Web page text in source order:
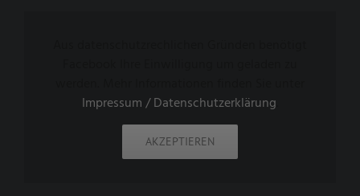
Impressum / Datenschutzerklärung
AKZEPTIEREN